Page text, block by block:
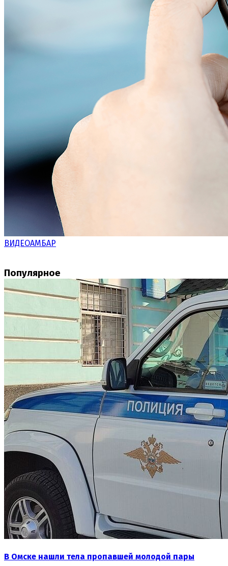
ВИДЕОАМБАР
Популярное
В Омске нашли тела пропавшей молодой пары